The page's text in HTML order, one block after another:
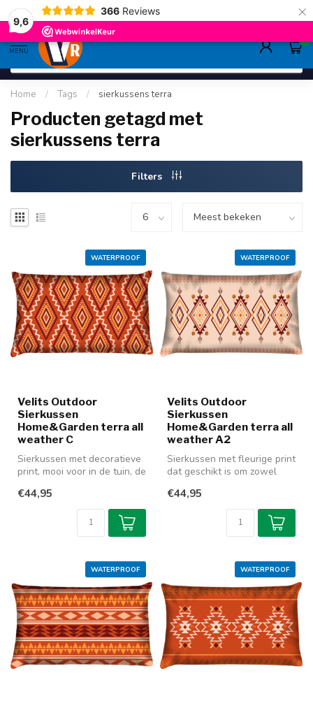
9,6
366 Reviews ×
gratis verzending>80,-
MENU
0
Home / Tags / sierkussens terra
Producten getagd met
sierkussens terra
Filters
WATERPROOF
Velits Outdoor
Sierkussen
Home&Garden terra all
weather C
Sierkussen met decoratieve
print, mooi voor in de tuin, de
€44,95
WATERPROOF
Velits Outdoor
Sierkussen
Home&Garden terra all
weather A2
Sierkussen met fleurige print
dat geschikt is om zowel
€44,95
WATERPROOF WATERPROOF